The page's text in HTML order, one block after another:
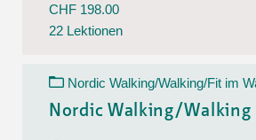
CHF 198.00
22 Lektionen
Nordic Walking/Walking/Fit im
Nordic Walking/Walking